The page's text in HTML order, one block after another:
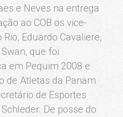
e Neves na entrega
ao COB os vice-
Eduardo Cavaliere,
que foi
em Pequim 2008 e
de Atletas da Panam
de Esportes
Schleder. De posse do